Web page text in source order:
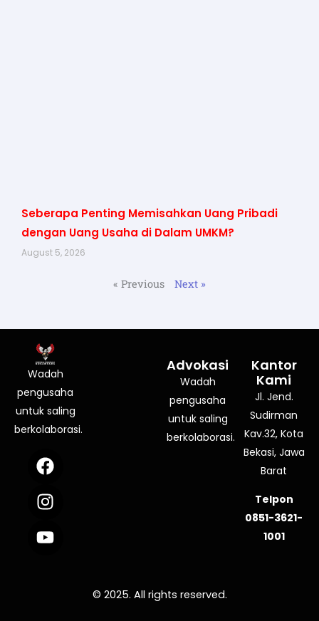
Seberapa Penting Memisahkan Uang Pribadi
dengan Uang Usaha di Dalam UMKM?
August 5, 2026
« Previous Next »
Wadah
pengusaha
untuk saling
berkolaborasi.
F
a
c
e
b
o
I
n
s
t
a
g
Y
o
u
t
u
b
Advokasi
Wadah
pengusaha
untuk saling
berkolaborasi.
Kantor
Kami
Jl. Jend.
Sudirman
Kav.32, Kota
Bekasi, Jawa
Barat
Telpon
0851-3621-
1001
© 2025. All rights reserved.